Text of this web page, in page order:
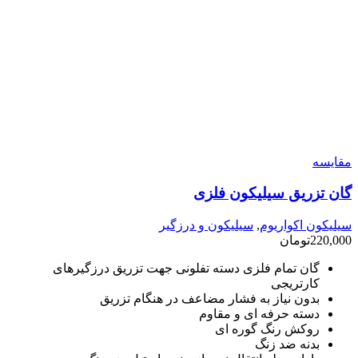
مقایسه
گان تزریق سیلیکون فلزی
سیلیکون اکواریوم, سیلیکون و درزگیر
220,000تومان
گان تمام فلزی دسته تفلونی جهت تزریق درزگیرهای
کارتریجی
بدون نیاز به فشار مضاعف در هنگام تزریق
دسته حرفه ای و مقاوم
روکش رنگ گوره ای
بدنه ضد زنگ